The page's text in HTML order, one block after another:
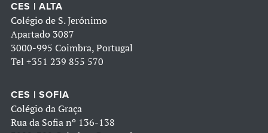
CES | ALTA
Colégio de S. Jerónimo
Apartado 3087
3000-995 Coimbra, Portugal
Tel +351 239 855 570
CES | SOFIA
Colégio da Graça
Rua da Sofia nº 136-138